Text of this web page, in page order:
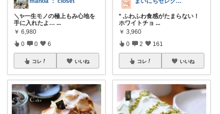
＼✨一生モノの極上もみ心地を
手に入れたよ… ...
￥ 6,980
0 0 6
コレ いいね
* ふわふわ食感がたまらない！
ホワイトチョ ...
￥ 3,960
0 2 161
コレ いいね